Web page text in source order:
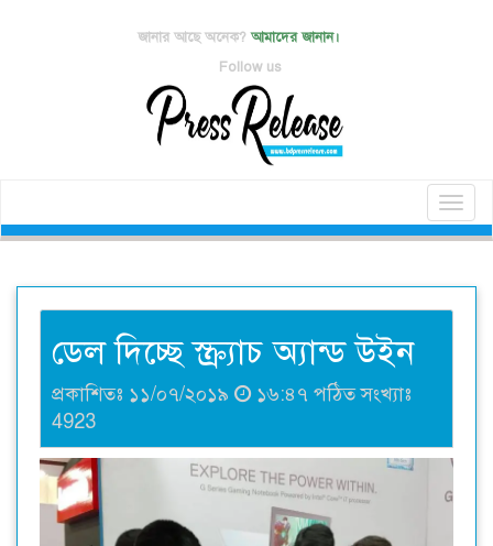
জানার আছে অনেক? আমাদের জানান।
Follow us
ডেল দিচ্ছে স্ক্র্যাচ অ্যান্ড উইন
প্রকাশিতঃ ১১/০৭/২০১৯
১৬:৪৭ পঠিত সংখ্যাঃ
4923